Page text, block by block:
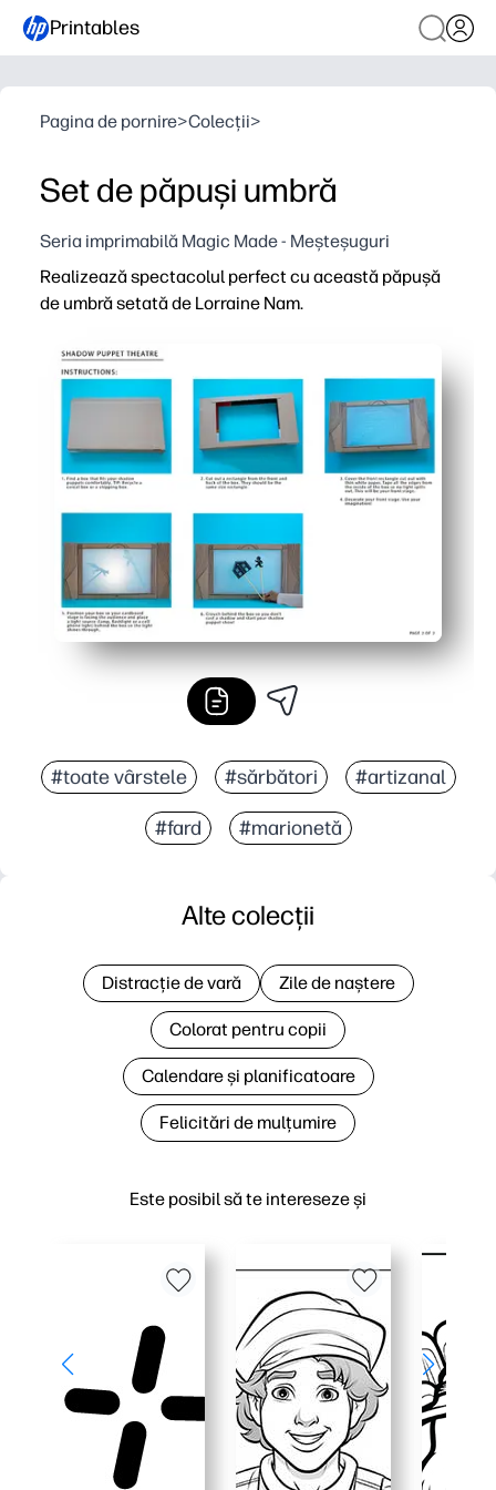
Printables
Pagina de pornire>Colecții>
Set de păpuși umbră
Seria imprimabilă Magic Made - Meșteșuguri
Realizează spectacolul perfect cu această păpușă
de umbră setată de Lorraine Nam.
Zero pregătire - doar imprimați, tăiați și lipiți pe lipici
Îmbunătățește abilitățile lingvistice și de povestire pe
Distracție fără ecran care captivează sălile de clasă,
Siluetele îndrăznețe realizate de artiști aruncă umbre
#toate vârstele #sărbători #artizanal
#fard #marionetă
Este posibil să te intereseze și
Alte colecții
Distracție de vară Zile de naștere
Colorat pentru copii
Calendare și planificatoare
Felicitări de mulțumire